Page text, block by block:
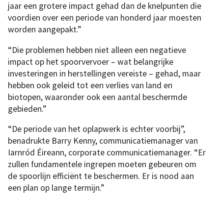
jaar een grotere impact gehad dan de knelpunten die
voordien over een periode van honderd jaar moesten
worden aangepakt.”
“Die problemen hebben niet alleen een negatieve
impact op het spoorvervoer – wat belangrijke
investeringen in herstellingen vereiste – gehad, maar
hebben ook geleid tot een verlies van land en
biotopen, waaronder ook een aantal beschermde
gebieden.”
“De periode van het oplapwerk is echter voorbij”,
benadrukte Barry Kenny, communicatiemanager van
Iarnród Éireann, corporate communicatiemanager. “Er
zullen fundamentele ingrepen moeten gebeuren om
de spoorlijn efficiënt te beschermen. Er is nood aan
een plan op lange termijn.”